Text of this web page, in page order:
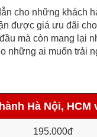
cho những khách
được giá ưu đãi
mà còn mang lại
những ai muốn trải
Hà Nội, HCM
195.000đ